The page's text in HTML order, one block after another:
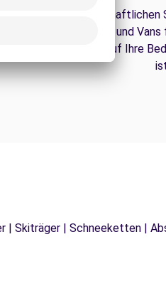
Von
Familien-SUVs und
das perfekt auf Ihre
| Skiträger | Schneeketten |